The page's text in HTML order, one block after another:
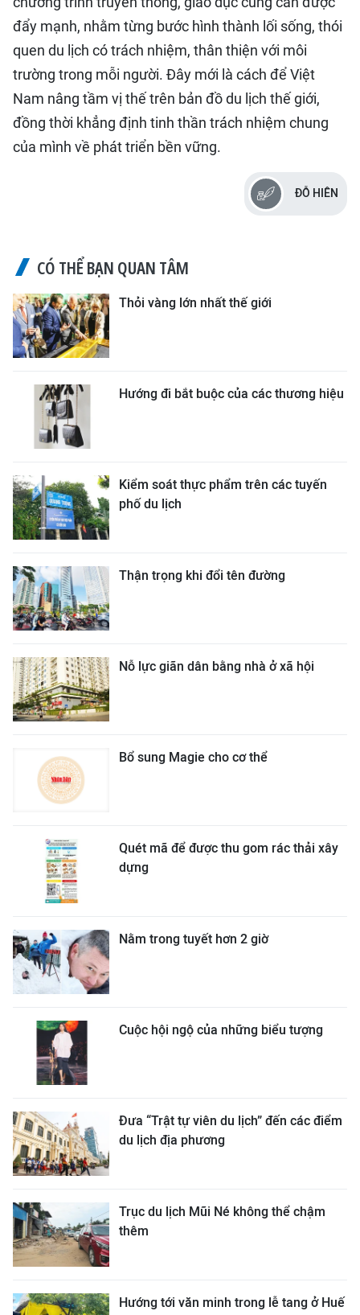
đẩy mạnh, nhằm từng bước hình thành lối sống, thói
quen du lịch có trách nhiệm, thân thiện với môi
trường trong mỗi người. Đây mới là cách để Việt
Nam nâng tầm vị thế trên bản đồ du lịch thế giới,
đồng thời khẳng định tinh thần trách nhiệm chung
của mình về phát triển bền vững.
ĐỖ HIÊN
CÓ THỂ BẠN QUAN TÂM
Thỏi vàng lớn nhất thế giới
Hướng đi bắt buộc của các thương hiệu
Kiểm soát thực phẩm trên các tuyến
phố du lịch
Thận trọng khi đổi tên đường
Nỗ lực giãn dân bằng nhà ở xã hội
Bổ sung Magie cho cơ thể
Quét mã để được thu gom rác thải xây
dựng
Nằm trong tuyết hơn 2 giờ
Cuộc hội ngộ của những biểu tượng
Đưa “Trật tự viên du lịch” đến các điểm
du lịch địa phương
Trục du lịch Mũi Né không thể chậm
thêm
Hướng tới văn minh trong lễ tang ở Huế